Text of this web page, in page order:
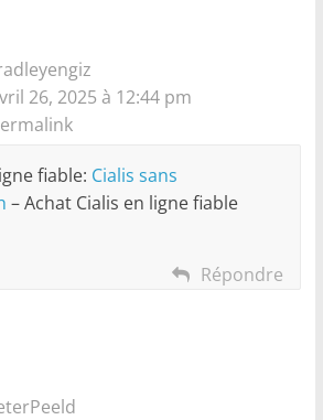
26, 2025 à 12:44 pm
fiable: Cialis sans
– Achat Cialis en ligne fiable
Répondre